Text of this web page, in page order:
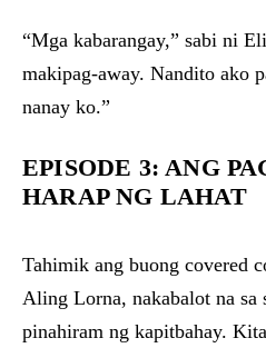
“Mga kabarangay,” sabi ni
makipag-away. Nandito ako
nanay ko.”
EPISODE 3: ANG
HARAP NG LAHAT
Tahimik ang buong covered
Aling Lorna, nakabalot na sa
pinahiram ng kapitbahay.